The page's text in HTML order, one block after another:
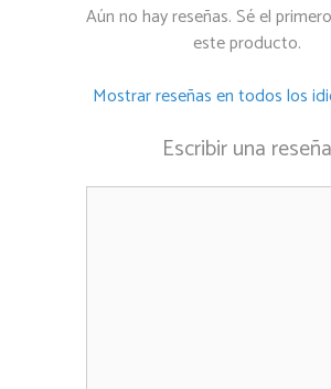
Aún no hay reseñas. Sé el
este producto.
Mostrar reseñas en todos los
Escribir una reseña
Comentario